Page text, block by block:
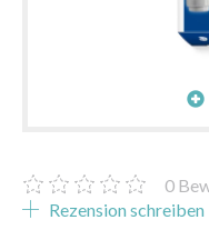
0
Rezension schreiben